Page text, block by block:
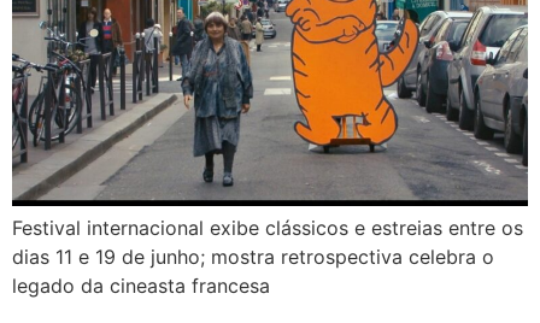
Festival internacional exibe clássicos e estreias entre os
dias 11 e 19 de junho; mostra retrospectiva celebra o
legado da cineasta francesa